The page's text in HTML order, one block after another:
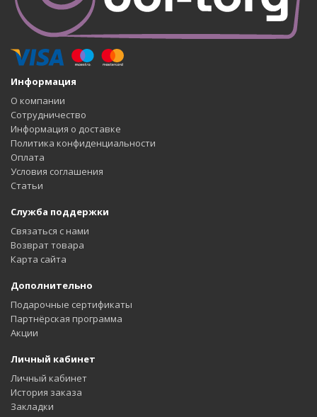
Информация
О компании
Сотрудничество
Информация о доставке
Политика конфиденциальности
Оплата
Условия соглашения
Статьи
Служба поддержки
Связаться с нами
Возврат товара
Карта сайта
Дополнительно
Подарочные сертификаты
Партнёрская программа
Акции
Личный кабинет
Личный кабинет
История заказа
Закладки